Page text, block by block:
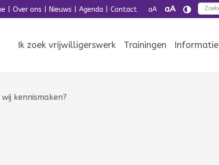
Over ons Nieuws Agenda Contact aA aA
Ik zoek vrijwilligerswerk Trainingen Informatie
kennismaken?